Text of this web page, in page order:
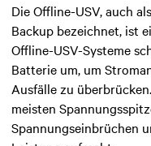
Die Offline-USV, auch
Backup bezeichnet, ist
Offline-USV-Systeme
Batterie um, um
Ausfälle zu
meisten
Spannungseinbrüchen